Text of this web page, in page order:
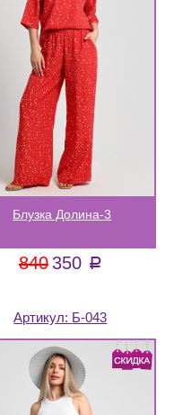
Блузка Долина-3
840 350 a
Артикул: Б-043